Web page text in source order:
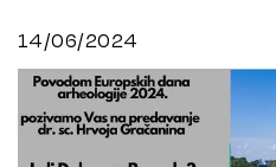
14/06/2024